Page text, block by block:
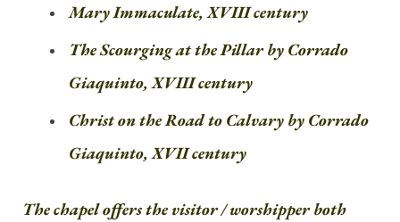
Mary Immaculate, XVIII century
The Scourging at the Pillar by Corrado
Giaquinto, XVIII century
Christ on the Road to Calvary by Corrado
Giaquinto, XVII century
The chapel offers the visitor / worshipper both